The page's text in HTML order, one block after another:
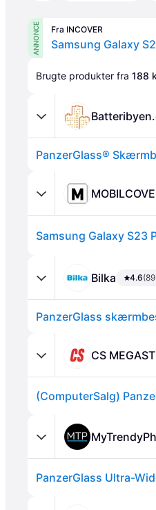
ANNONCE Fra INCOVER
Brugte produkter fra 188
Bilka 4.6
PanzerGlass
CS